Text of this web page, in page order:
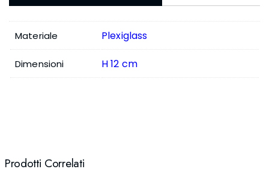
Materiale Plexiglass
Dimensioni H 12 cm
Prodotti Correlati